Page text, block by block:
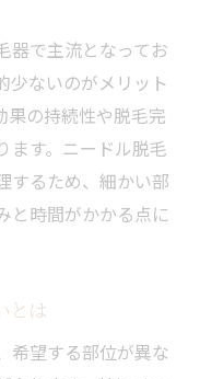
果比較
を比較検証
る
と種類を解説
間の違い
ット・デメリット
選ぶポイント
リット
・デメリット比較
器で主流となってお
少ないのがメリット
果の持続性や脱毛完
ます。ニードル脱毛
するため、細かい部
と時間がかかる点に
とは
希望する部位が異な